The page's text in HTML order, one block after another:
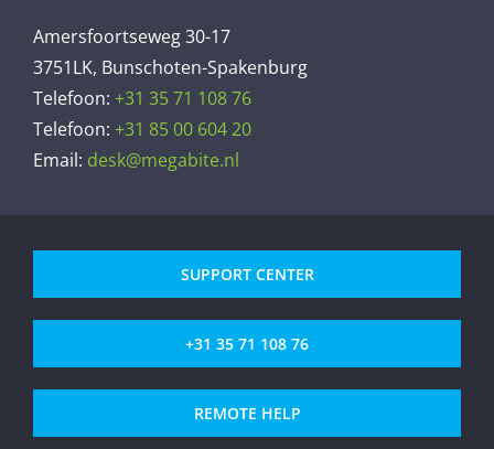
Amersfoortseweg 30-17
3751LK, Bunschoten-Spakenburg
Telefoon: +31 35 71 108 76
Telefoon: +31 85 00 604 20
Email: desk@megabite.nl
SUPPORT CENTER
+31 35 71 108 76
REMOTE HELP